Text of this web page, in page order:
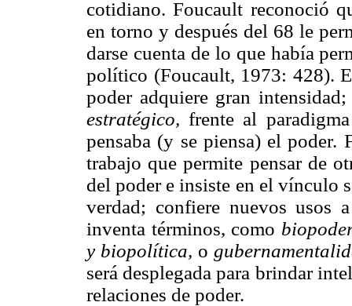
cotidiano. Foucault reconoció
en torno y después del 68 le
darse cuenta de lo que había
político (Foucault, 1973: 428).
poder adquiere gran
estratégico, frente al
pensaba (y se piensa) el
trabajo que permite pensar de
del poder e insiste en el vínculo
verdad; confiere nuevos usos
inventa términos, como
y biopolítica, o
será desplegada para brindar
relaciones de poder.